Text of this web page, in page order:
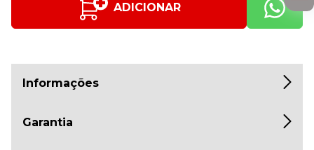
ADICIONAR
Informações
Garantia